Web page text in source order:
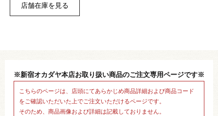
※新宿オカダヤ本店お取り扱い商品のご注文専用ページです※
こちらのページは、店頭にてあらかじめ商品詳細および商品コード
をご確認いただいた上でご注文いただけるページです。
そのため、商品画像および詳細は記載しておりません。